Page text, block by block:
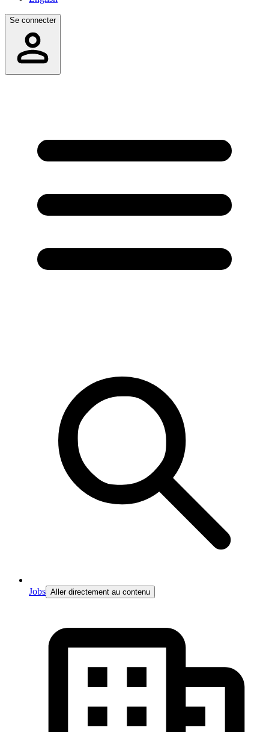
Se connecter
Jobs Aller directement au contenu